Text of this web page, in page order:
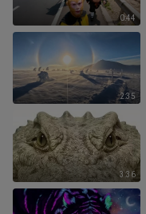
0:44
2:35
3:36